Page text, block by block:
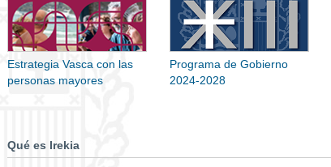
Estrategia Vasca con las
personas mayores
Programa de Gobierno
2024-2028
Qué es Irekia